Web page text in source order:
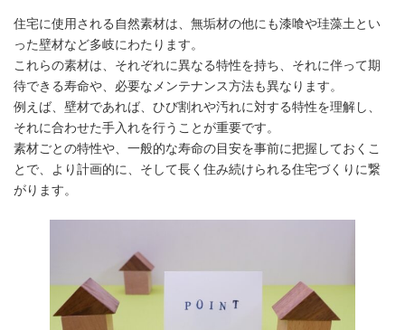
無垢材は30年以上期待できる
住宅に使用される自然素材は、無垢材の他にも漆喰や珪藻土とい
った壁材など多岐にわたります。
これらの素材は、それぞれに異なる特性を持ち、それに伴って期
待できる寿命や、必要なメンテナンス方法も異なります。
例えば、壁材であれば、ひび割れや汚れに対する特性を理解し、
それに合わせた手入れを行うことが重要です。
素材ごとの特性や、一般的な寿命の目安を事前に把握しておくこ
とで、より計画的に、そして長く住み続けられる住宅づくりに繋
がります。